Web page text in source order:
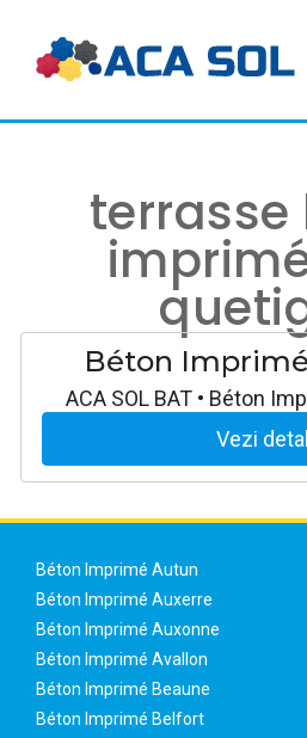
contenu
terrasse
Béton
ACA SOL BAT • Béton
Vezi
Béton Imprimé Autun
Béton Imprimé Auxerre
Béton Imprimé Auxonne
Béton Imprimé Avallon
Béton Imprimé Beaune
Béton Imprimé Belfort